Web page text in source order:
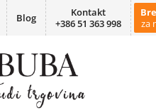
Blog
Kontakt
+386 51 363 998
za